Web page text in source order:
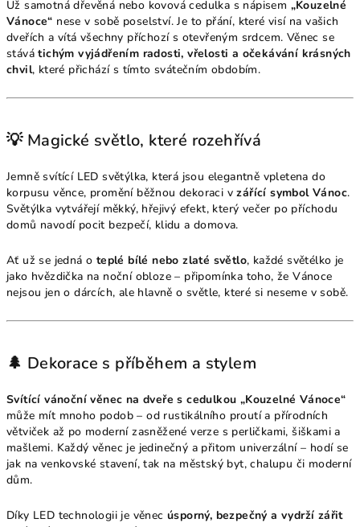
Už samotná dřevěná nebo kovová cedulka s nápisem „Kouzelné
Vánoce“ nese v sobě poselství. Je to přání, které visí na vašich
dveřích a vítá všechny příchozí s otevřeným srdcem. Věnec se
stávátichým vyjádřením radosti, vřelosti a očekávání krásných
chvil, které přichází s tímto svátečním obdobím.
💡 Magické světlo, které rozehřívá
Jemně svítící LED světýlka, která jsou elegantně vpletena do
korpusu věnce, promění běžnou dekoraci vzářící symbol Vánoc.
Světýlka vytvářejí měkký, hřejivý efekt, který večer po příchodu
domů navodí pocit bezpečí, klidu a domova.
Ať už se jedná o teplé bílé nebo zlaté světlo, každé světélko je
jako hvězdička na noční obloze – připomínka toho, že Vánoce
nejsou jen o dárcích, ale hlavně o světle, které si neseme v sobě.
🌲 Dekorace s příběhem a stylem
Svítící vánoční věnec na dveře s cedulkou „Kouzelné Vánoce“
může mít mnoho podob – od rustikálního proutí a přírodních
větviček až po moderní zasněžené verze s perličkami, šiškami a
mašlemi. Každý věnec je jedinečný a přitom univerzální – hodí se
jak na venkovské stavení, tak na městský byt, chalupu či moderní
dům.
Díky LED technologii je věnec úsporný, bezpečný a vydrží zářit